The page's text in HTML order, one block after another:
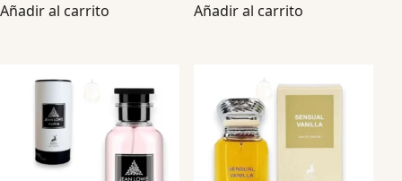
Añadir al carrito Añadir al carrito